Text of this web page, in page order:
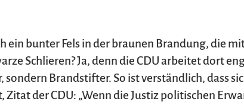
ein bunter Fels in der braunen Brandung, die
Schlieren? Ja, denn die CDU arbeitet dort
Brandstifter. So ist verständlich, dass
der CDU: „Wenn die Justiz politischen